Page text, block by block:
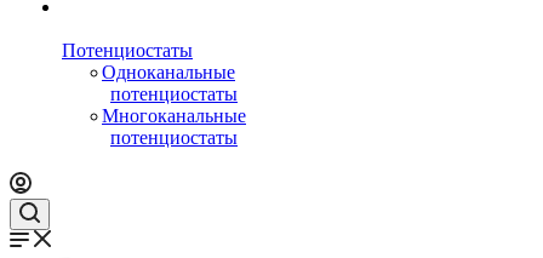
Потенциостаты
Одноканальные
потенциостаты
Многоканальные
потенциостаты